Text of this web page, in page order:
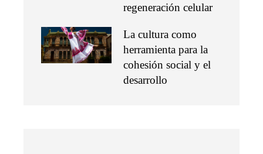
regeneración celular
La cultura como
herramienta para la
cohesión social y el
desarrollo